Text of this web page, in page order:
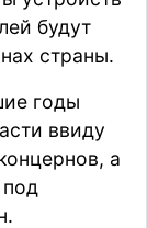
будут
страны.
годы
ввиду
а
под